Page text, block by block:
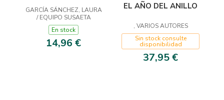
GARCÍA SÁNCHEZ, LAURA
/ EQUIPO SUSAETA
En stock
14,96 €
EL AÑO DEL ANILLO
, VARIOS AUTORES
Sin stock consulte
disponibilidad
37,95 €